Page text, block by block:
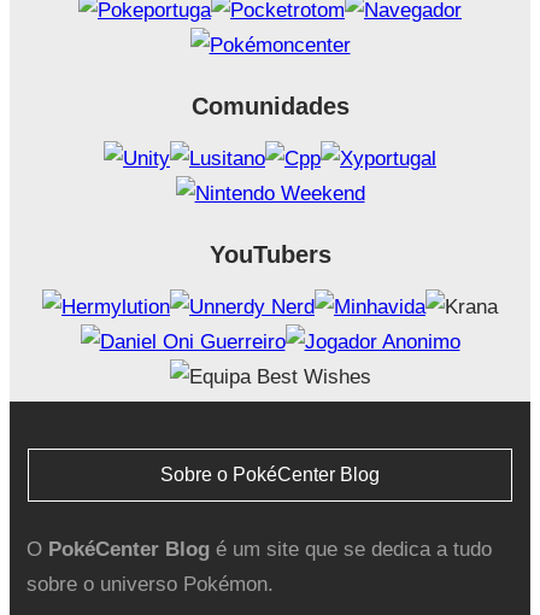
Comunidades
YouTubers
Sobre o PokéCenter Blog
O PokéCenter Blogé um site que se dedica a tudo
sobre o universo Pokémon.